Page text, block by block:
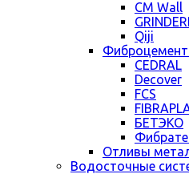
CM Wall
Qiji
CEDRAL
Decover
FCS
БЕТЭКО
Отливы
Водосточные